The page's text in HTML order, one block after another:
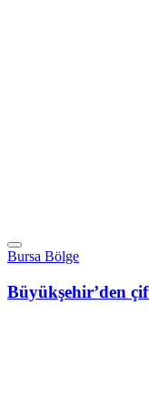
Bursa Bölge
Büyükşehir’den